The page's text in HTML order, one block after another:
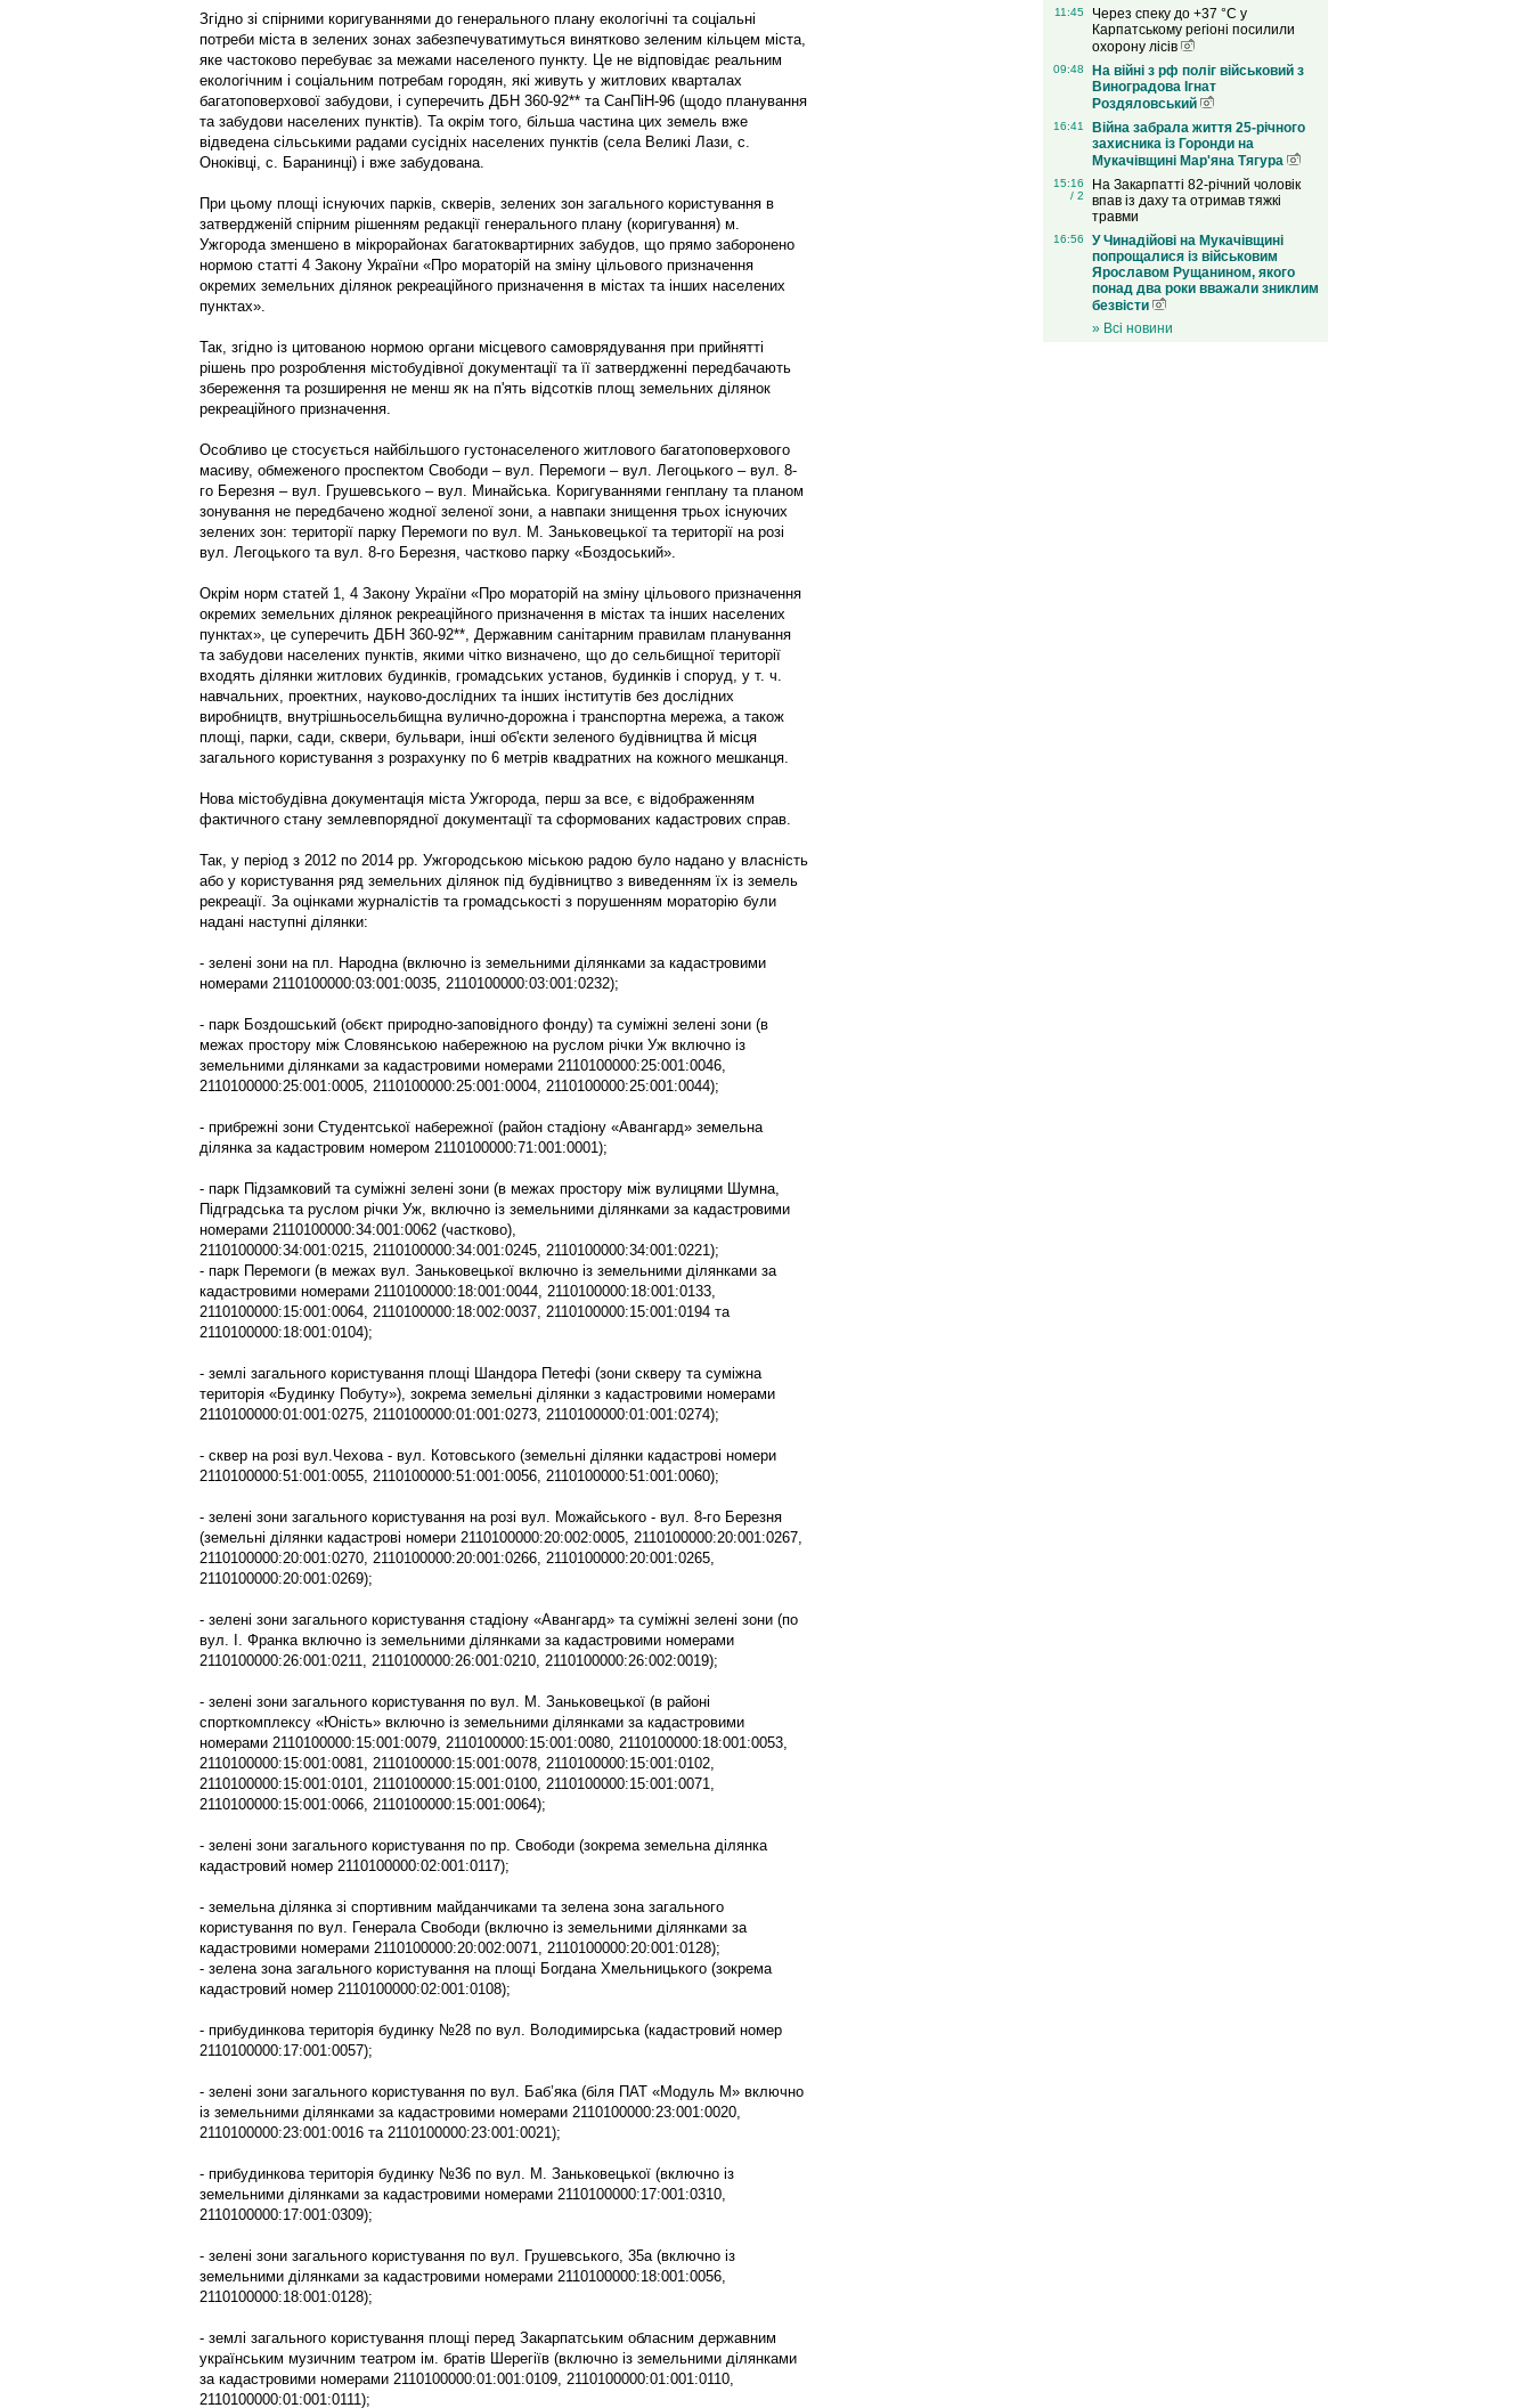
Згідно зі спірними коригуваннями до генерального плану екологічні та соціальні
потреби міста в зелених зонах забезпечуватимуться винятково зеленим кільцем міста,
яке частоково перебуває за межами населеного пункту. Це не відповідає реальним
екологічним і соціальним потребам городян, які живуть у житлових кварталах
багатоповерхової забудови, і суперечить ДБН 360-92** та СанПіН-96 (щодо планування
та забудови населених пунктів). Та окрім того, більша частина цих земель вже
відведена сільськими радами сусідніх населених пунктів (села Великі Лази, с.
Оноківці, с. Баранинці) і вже забудована.
При цьому площі існуючих парків, скверів, зелених зон загального користування в
затвердженій спірним рішенням редакції генерального плану (коригування) м.
Ужгорода зменшено в мікрорайонах багатоквартирних забудов, що прямо заборонено
нормою статті 4 Закону України «Про мораторій на зміну цільового призначення
окремих земельних ділянок рекреаційного призначення в містах та інших населених
пунктах».
Так, згідно із цитованою нормою органи місцевого самоврядування при прийнятті
рішень про розроблення містобудівної документації та її затвердженні передбачають
збереження та розширення не менш як на п'ять відсотків площ земельних ділянок
рекреаційного призначення.
Особливо це стосується найбільшого густонаселеного житлового багатоповерхового
масиву, обмеженого проспектом Свободи – вул. Перемоги – вул. Легоцького – вул. 8-
го Березня – вул. Грушевського – вул. Минайська. Коригуваннями генплану та планом
зонування не передбачено жодної зеленої зони, а навпаки знищення трьох існуючих
зелених зон: території парку Перемоги по вул. М. Заньковецької та території на розі
вул. Легоцького та вул. 8-го Березня, частково парку «Боздоський».
Окрім норм статей 1, 4 Закону України «Про мораторій на зміну цільового призначення
окремих земельних ділянок рекреаційного призначення в містах та інших населених
пунктах», це суперечить ДБН 360-92**, Державним санітарним правилам планування
та забудови населених пунктів, якими чітко визначено, що до сельбищної території
входять ділянки житлових будинків, громадських установ, будинків і споруд, у т. ч.
навчальних, проектних, науково-дослідних та інших інститутів без дослідних
виробництв, внутрішньосельбищна вулично-дорожна і транспортна мережа, а також
площі, парки, сади, сквери, бульвари, інші об'єкти зеленого будівництва й місця
загального користування з розрахунку по 6 метрів квадратних на кожного мешканця.
Нова містобудівна документація міста Ужгорода, перш за все, є відображенням
фактичного стану землевпорядної документації та сформованих кадастрових справ.
Так, у період з 2012 по 2014 рр. Ужгородською міською радою було надано у власність
або у користування ряд земельних ділянок під будівництво з виведенням їх із земель
рекреації. За оцінками журналістів та громадськості з порушенням мораторію були
надані наступні ділянки:
- зелені зони на пл. Народна (включно із земельними ділянками за кадастровими
номерами 2110100000:03:001:0035, 2110100000:03:001:0232);
- парк Боздошський (обєкт природно-заповідного фонду) та суміжні зелені зони (в
межах простору між Словянською набережною на руслом річки Уж включно із
земельними ділянками за кадастровими номерами 2110100000:25:001:0046,
2110100000:25:001:0005, 2110100000:25:001:0004, 2110100000:25:001:0044);
- прибрежні зони Студентської набережної (район стадіону «Авангард» земельна
ділянка за кадастровим номером 2110100000:71:001:0001);
- парк Підзамковий та суміжні зелені зони (в межах простору між вулицями Шумна,
Підградська та руслом річки Уж, включно із земельними ділянками за кадастровими
номерами 2110100000:34:001:0062 (частково),
2110100000:34:001:0215, 2110100000:34:001:0245, 2110100000:34:001:0221);
- парк Перемоги (в межах вул. Заньковецької включно із земельними ділянками за
кадастровими номерами 2110100000:18:001:0044, 2110100000:18:001:0133,
2110100000:15:001:0064, 2110100000:18:002:0037, 2110100000:15:001:0194 та
2110100000:18:001:0104);
- землі загального користування площі Шандора Петефі (зони скверу та суміжна
територія «Будинку Побуту»), зокрема земельні ділянки з кадастровими номерами
2110100000:01:001:0275, 2110100000:01:001:0273, 2110100000:01:001:0274);
- сквер на розі вул.Чехова - вул. Котовського (земельні ділянки кадастрові номери
2110100000:51:001:0055, 2110100000:51:001:0056, 2110100000:51:001:0060);
- зелені зони загального користування на розі вул. Можайського - вул. 8-го Березня
(земельні ділянки кадастрові номери 2110100000:20:002:0005, 2110100000:20:001:0267,
2110100000:20:001:0270, 2110100000:20:001:0266, 2110100000:20:001:0265,
2110100000:20:001:0269);
- зелені зони загального користування стадіону «Авангард» та суміжні зелені зони (по
вул. І. Франка включно із земельними ділянками за кадастровими номерами
2110100000:26:001:0211, 2110100000:26:001:0210, 2110100000:26:002:0019);
- зелені зони загального користування по вул. М. Заньковецької (в районі
спорткомплексу «Юність» включно із земельними ділянками за кадастровими
номерами 2110100000:15:001:0079, 2110100000:15:001:0080, 2110100000:18:001:0053,
2110100000:15:001:0081, 2110100000:15:001:0078, 2110100000:15:001:0102,
2110100000:15:001:0101, 2110100000:15:001:0100, 2110100000:15:001:0071,
2110100000:15:001:0066, 2110100000:15:001:0064);
- зелені зони загального користування по пр. Свободи (зокрема земельна ділянка
кадастровий номер 2110100000:02:001:0117);
- земельна ділянка зі спортивним майданчиками та зелена зона загального
користування по вул. Генерала Свободи (включно із земельними ділянками за
кадастровими номерами 2110100000:20:002:0071, 2110100000:20:001:0128);
- зелена зона загального користування на площі Богдана Хмельницького (зокрема
кадастровий номер 2110100000:02:001:0108);
- прибудинкова територія будинку №28 по вул. Володимирська (кадастровий номер
2110100000:17:001:0057);
- зелені зони загального користування по вул. Баб’яка (біля ПАТ «Модуль М» включно
із земельними ділянками за кадастровими номерами 2110100000:23:001:0020,
2110100000:23:001:0016 та 2110100000:23:001:0021);
- прибудинкова територія будинку №36 по вул. М. Заньковецької (включно із
земельними ділянками за кадастровими номерами 2110100000:17:001:0310,
2110100000:17:001:0309);
- зелені зони загального користування по вул. Грушевського, 35а (включно із
земельними ділянками за кадастровими номерами 2110100000:18:001:0056,
2110100000:18:001:0128);
- землі загального користування площі перед Закарпатським обласним державним
українським музичним театром ім. братів Шерегіїв (включно із земельними ділянками
за кадастровими номерами 2110100000:01:001:0109, 2110100000:01:001:0110,
2110100000:01:001:0111);
11:45
Через спеку до +37 °C у
Карпатському регіоні посилили
охорону лісів
09:48
На війні з рф поліг військовий з
Виноградова Ігнат
Роздяловський
16:41
Війна забрала життя 25-річного
захисника із Горонди на
Мукачівщині Мар'яна Тягура
15:16
/ 2
На Закарпатті 82-річний чоловік
впав із даху та отримав тяжкі
травми
16:56
У Чинадійові на Мукачівщині
попрощалися із військовим
Ярославом Рущанином, якого
понад два роки вважали зниклим
безвісти
» Всі новини